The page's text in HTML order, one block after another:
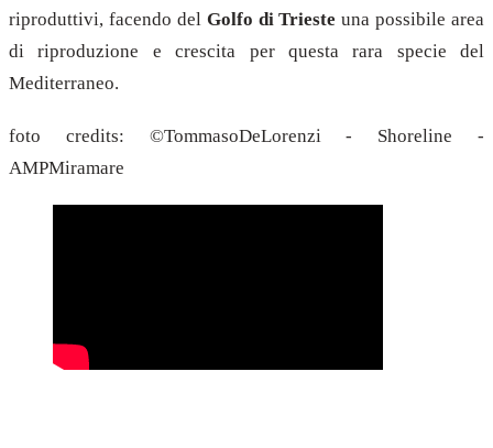
riproduttivi, facendo del Golfo di Trieste una possibile area
di riproduzione e crescita per questa rara specie del
Mediterraneo.
foto credits: ©TommasoDeLorenzi - Shoreline -
AMPMiramare